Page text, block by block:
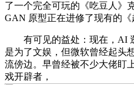
了一个完全可玩的《吃豆人
GAN 原型正在进修了现有的《
有可见的益处：现在，AI
是为了文娱，但微软曾经起头
流傍边。早曾经被不少大佬盯
戏开辟者，